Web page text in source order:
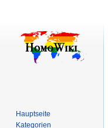
Hauptseite
Kategorien